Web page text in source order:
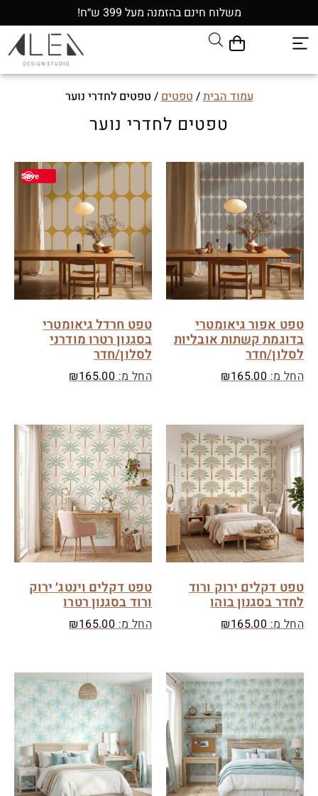
משלוח חינם בהזמנה מעל 399 ש״ח!
עמוד הבית/טפטים/ טפטים לחדרי נוער
טפטים לחדרי נוער
טפט אפור גיאומטרי
בדוגמת קשתות אובליות
לסלון/חדר
החל מ: ₪165.00
טפט חרדל גיאומטרי
בסגנון רטרו מודרני
לסלון/חדר
החל מ: ₪165.00
טפט דקלים ירוק ורוד
לחדר בסגנון בוהו
החל מ: ₪165.00
טפט דקלים וינטג׳ ירוק
ורוד בסגנון רטרו
החל מ: ₪165.00
Save